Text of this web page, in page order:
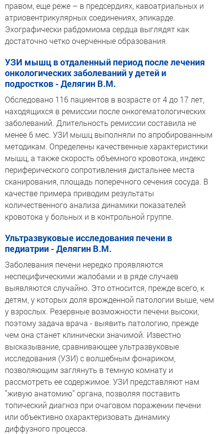
правом, еще реже – в предсердиях, кавоатриальных и
атриовентрикулярных соединениях, эпикарде.
Эхографически рабдомиома сердца выглядят как
достаточно четко очерченные образования.
УЗИ мышц в отдаленный период после лечения
онкологических заболеваний у детей и
подростков - Делягин В.М.
Обследовано 116 пациентов в возрасте от 4 до 17 лет,
находящихся в ремиссии после онкогематологических
заболеваний. Длительность ремиссии составила не
менее 6 мес. УЗИ мышц выполняли по апробированным
методикам. Определены качественные характеристики
мышц, а также скорость объемного кровотока, индекс
периферического сопротивления дистальнее места
сканирования, площадь поперечного сечения сосуда. В
качестве примера приводим результаты
количественного анализа динамики показателей
кровотока у больных и в контрольной группе.
Ультразвуковые исследования печени в
педиатрии - Делягин В.М.
Заболевания печени нередко проявляются
неспецифическими жалобами и в ряде случаев
выявляются случайно. Это относится, прежде всего, к
детям, у которых доля врожденной патологии выше, чем
у взрослых. Резервные возможности печени высоки,
поэтому задача врача - выявить патологию, прежде
чем она станет клинически значимой. Известно
высказывание, сравнивающее ультразвуковые
исследования (УЗИ) с волшебным фонариком,
позволяющим заглянуть в темную комнату и
рассмотреть ее содержимое. УЗИ представляют нам
"живую анатомию" органа, позволяя поставить
топический диагноз при очаговом поражении печени
или объективно охарактеризовать динамику
диффузного процесса.